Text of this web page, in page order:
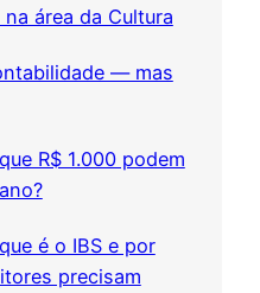
área da Cultura
— mas
R$ 1.000 podem
é o IBS e por
precisam